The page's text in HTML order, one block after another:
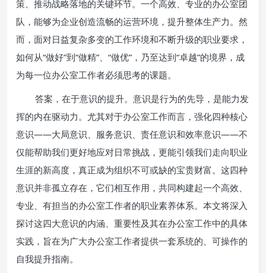
策、推动战略落地的关键环节。一个高效、专业的办公室团
队，能够为企业创造流畅的运营环境，提升整体生产力。然
而，面对日益复杂多变的工作环境和不断升级的职业要求，
如何从“做好”到“做精”、“做优”，乃至达到“卓越”的境界，成
为每一位办公室工作者必须思考的课题。
答案，在于意识的提升。意识是行为的先导，是能力发
挥的内在驱动力。尤其对于办公室工作而言，强化四种核心
意识——大局意识、服务意识、责任意识和效率意识——不
仅能帮助我们更好地应对日常挑战，更能引领我们走向职业
生涯的新高度，真正成为组织不可或缺的宝贵财富。这四种
意识并非孤立存在，它们相互作用，共同构建起一个高效、
专业、有担当的办公室工作者的职业素养体系。本文将深入
探讨这四大意识的内涵、重要性及其在办公室工作中的具体
实践，旨在为广大办公室工作者提供一套系统的、可操作的
自我提升指南。